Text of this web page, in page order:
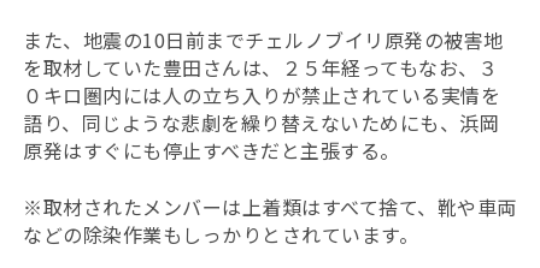
また、地震の10日前までチェルノブイリ原発の被害地
を取材していた豊田さんは、２５年経ってもなお、３
０キロ圏内には人の立ち入りが禁止されている実情を
語り、同じような悲劇を繰り替えないためにも、浜岡
原発はすぐにも停止すべきだと主張する。
※取材されたメンバーは上着類はすべて捨て、靴や車両
などの除染作業もしっかりとされています。